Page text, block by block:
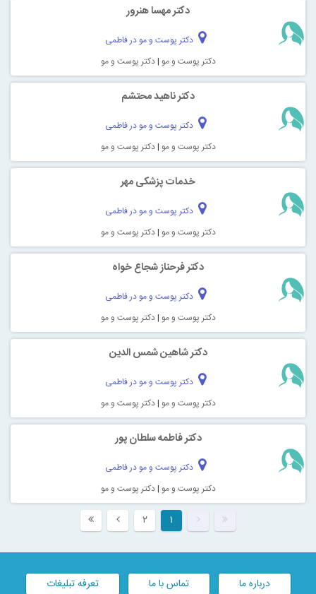
دکتر مهسا هنرور
دکتر پوست و مو در فاطمی
دکتر پوست و مو |دکتر پوست و مو
دکتر ناهید محتشم
دکتر پوست و مو در فاطمی
دکتر پوست و مو |دکتر پوست و مو
خدمات پزشکی مهر
دکتر پوست و مو در فاطمی
دکتر پوست و مو |دکتر پوست و مو
دکتر فرحناز شجاع خواه
دکتر پوست و مو در فاطمی
دکتر پوست و مو |دکتر پوست و مو
دکتر شاهین شمس الدین
دکتر پوست و مو در فاطمی
دکتر پوست و مو |دکتر پوست و مو
دکتر فاطمه سلطان پور
دکتر پوست و مو در فاطمی
دکتر پوست و مو |دکتر پوست و مو
۱ ۲
درباره ما تماس با ما تعرفه تبلیغات